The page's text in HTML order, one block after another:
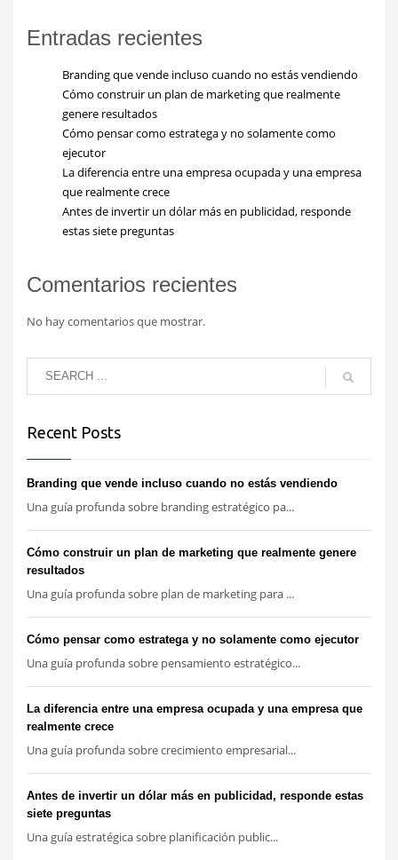
Entradas recientes
Branding que vende incluso cuando no estás vendiendo
Cómo construir un plan de marketing que realmente
genere resultados
Cómo pensar como estratega y no solamente como
ejecutor
La diferencia entre una empresa ocupada y una empresa
que realmente crece
Antes de invertir un dólar más en publicidad, responde
estas siete preguntas
Comentarios recientes
No hay comentarios que mostrar.
Recent Posts
Branding que vende incluso cuando no estás vendiendo
Una guía profunda sobre branding estratégico pa...
Cómo construir un plan de marketing que realmente genere
resultados
Una guía profunda sobre plan de marketing para ...
Cómo pensar como estratega y no solamente como ejecutor
Una guía profunda sobre pensamiento estratégico...
La diferencia entre una empresa ocupada y una empresa que
realmente crece
Una guía profunda sobre crecimiento empresarial...
Antes de invertir un dólar más en publicidad, responde estas
siete preguntas
Una guía estratégica sobre planificación public...